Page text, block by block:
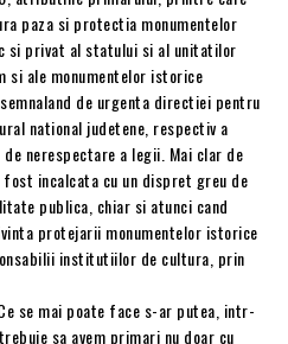
paza si protectia monumentelor
si privat al statului si al unitatilor
ale monumentelor istorice
de urgenta directiei pentru
national judetene, respectiv a
nerespectare a legii. Mai clar de
fost incalcata cu un dispret greu de
publica, chiar si atunci cand
protejarii monumentelor istorice
institutiilor de cultura, prin
se mai poate face s-ar putea, intr-
sa avem primari nu doar cu